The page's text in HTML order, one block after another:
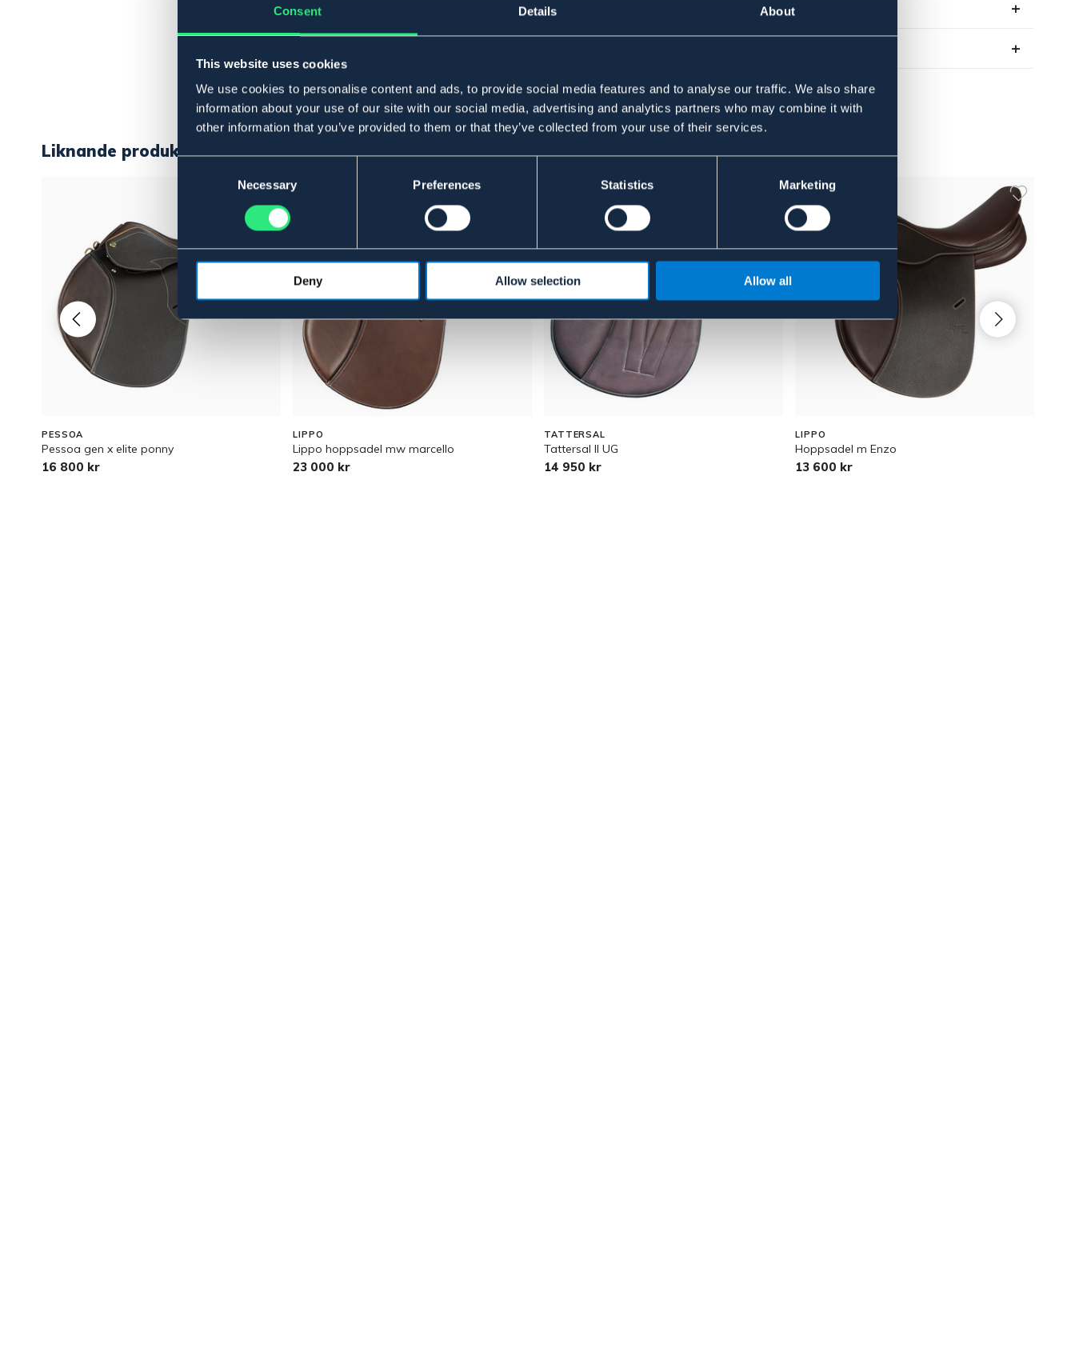
Consent Details About
This website uses cookies
We use cookies to personalise content and ads, to provide social media features and to analyse our traffic. We also share
information about your use of our site with our social media, advertising and analytics partners who may combine it with
other information that you’ve provided to them or that they’ve collected from your use of their services.
Necessary Preferences Statistics Marketing
Deny Allow selection Allow all
Recensioner
Liknande produkter
PESSOA
Pessoa gen x elite ponny
16 800 kr
LIPPO
Lippo hoppsadel mw marcello
23 000 kr
TATTERSAL
Tattersal II UG
14 950 kr
LIPPO
Hoppsadel m Enzo
13 600 kr